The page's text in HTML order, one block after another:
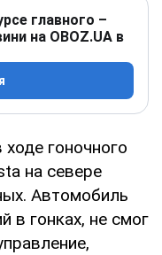
главного –
на OBOZ.UA в
гоночного
на севере
Автомобиль
в гонках, не смог